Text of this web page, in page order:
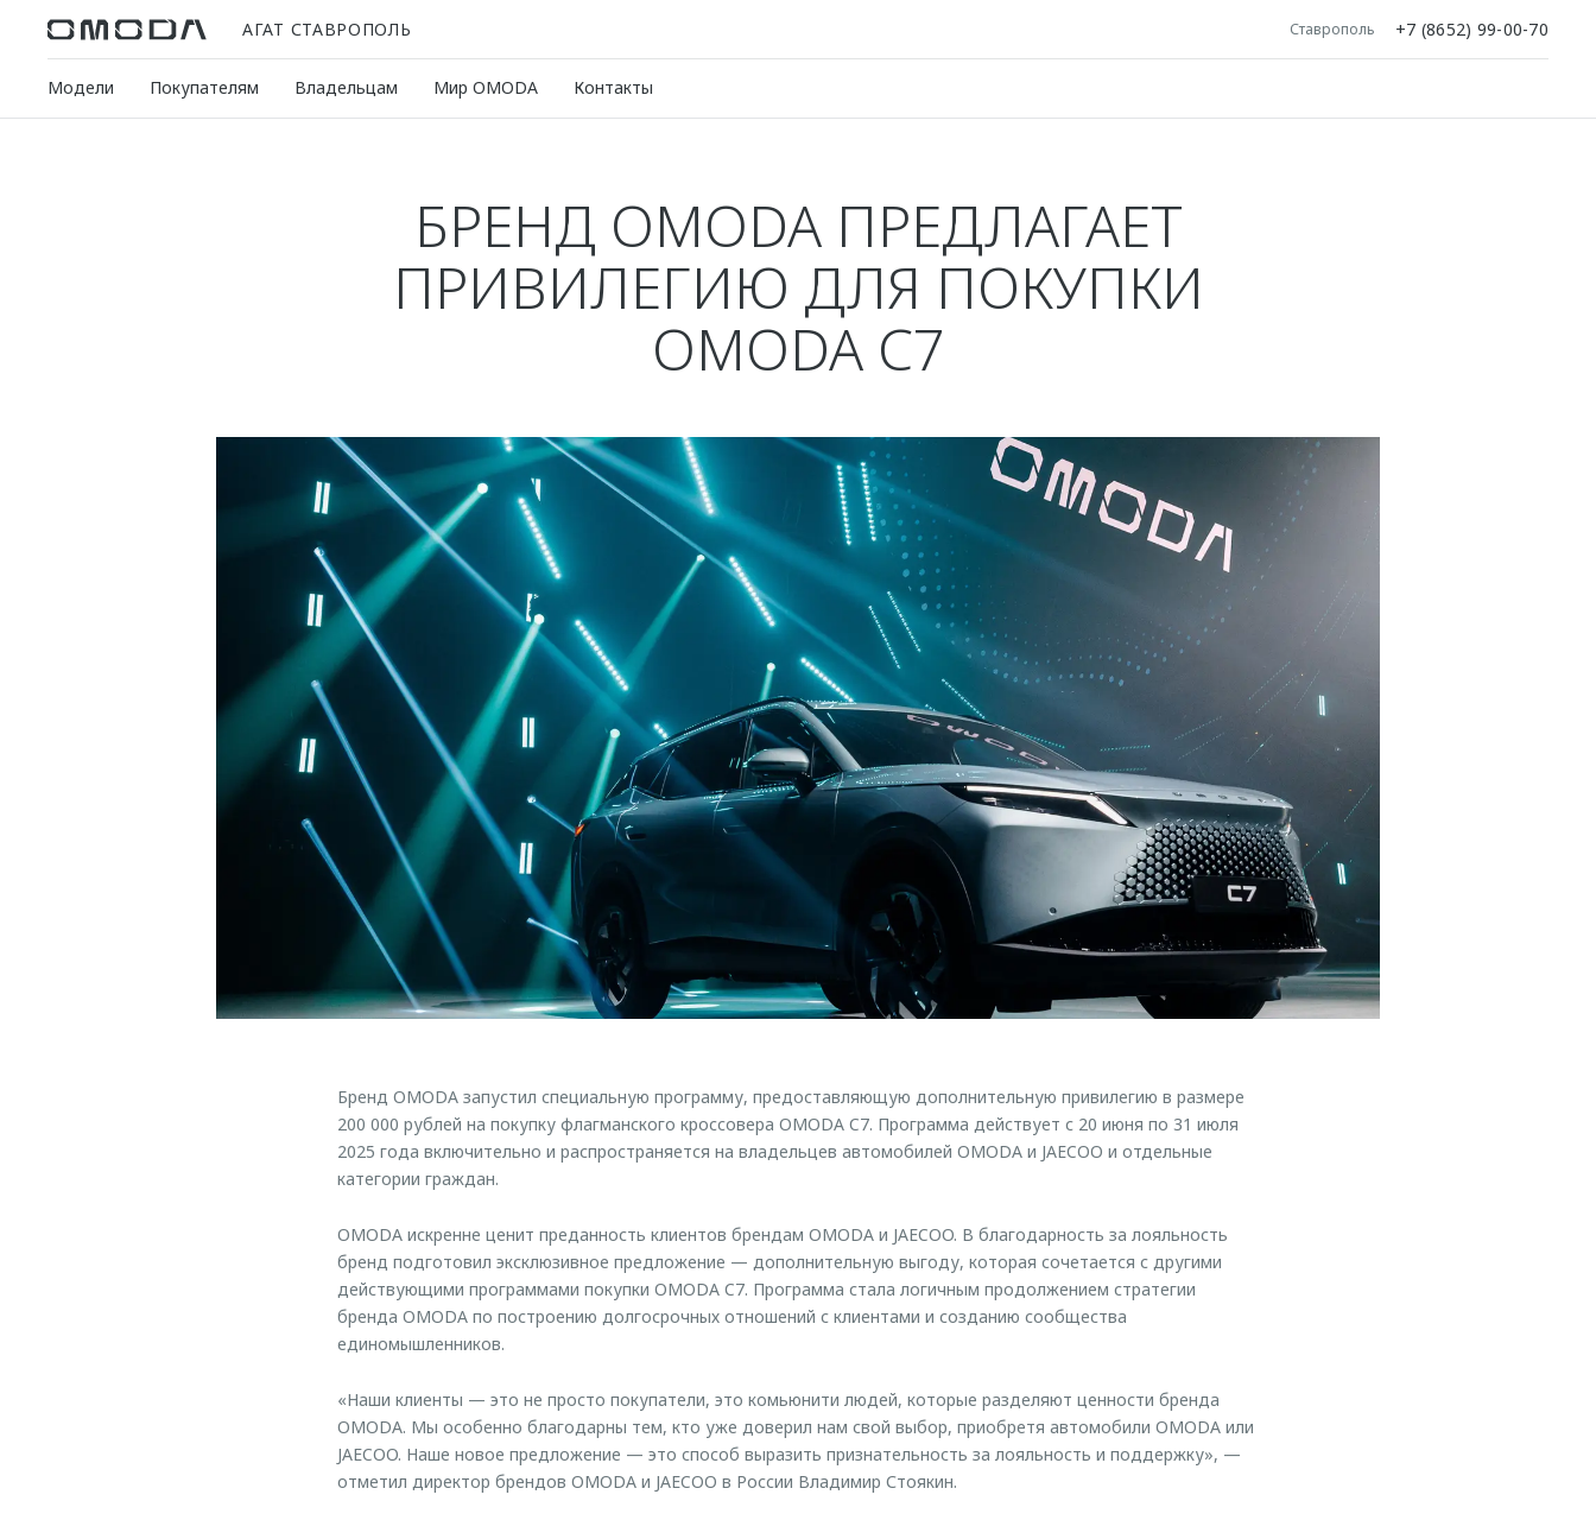
АГАТ СТАВРОПОЛЬ Ставрополь +7 (8652) 99-00-70
Модели Покупателям Владельцам Мир OMODA Контакты
БРЕНД OMODA ПРЕДЛАГАЕТ
ПРИВИЛЕГИЮ ДЛЯ ПОКУПКИ
OMODA C7
Бренд OMODA запустил специальную программу, предоставляющую дополнительную привилегию в размере
200 000 рублей на покупку флагманского кроссовера OMODA C7. Программа действует с 20 июня по 31 июля
2025 года включительно и распространяется на владельцев автомобилей OMODA и JAECOO и отдельные
категории граждан.
OMODA искренне ценит преданность клиентов брендам OMODA и JAECOO. В благодарность за лояльность
бренд подготовил эксклюзивное предложение — дополнительную выгоду, которая сочетается с другими
действующими программами покупки OMODA C7. Программа стала логичным продолжением стратегии
бренда OMODA по построению долгосрочных отношений с клиентами и созданию сообщества
единомышленников.
«Наши клиенты — это не просто покупатели, это комьюнити людей, которые разделяют ценности бренда
OMODA. Мы особенно благодарны тем, кто уже доверил нам свой выбор, приобретя автомобили OMODA или
JAECOO. Наше новое предложение — это способ выразить признательность за лояльность и поддержку», —
отметил директор брендов OMODA и JAECOO в России Владимир Стоякин.